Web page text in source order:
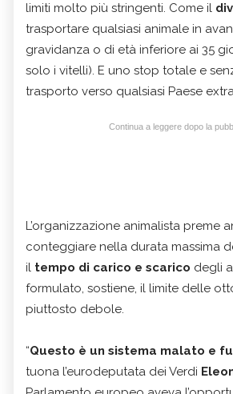
limiti molto più stringenti. Come il
trasportare qualsiasi animale in
gravidanza o di età inferiore ai 35
solo i vitelli). E uno stop totale e
trasporto verso qualsiasi Paese
Continua a leggere dopo la
L’organizzazione animalista preme
conteggiare nella durata massima
il tempo di carico e scarico degli
formulato, sostiene, il limite delle
piuttosto debole.
“Questo è un sistema malato e
tuona l’eurodeputata dei Verdi